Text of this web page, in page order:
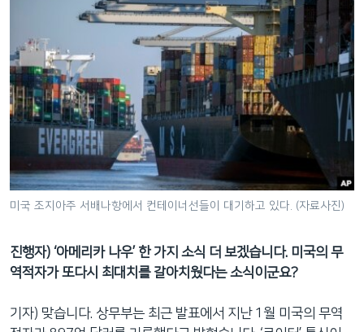
미국 조지아주 서배나항에서 컨테이너선들이 대기하고 있다. (자료사진)
진행자) ‘아메리카 나우’ 한 가지 소식 더 보겠습니다. 미국의 무
역적자가 또다시 최대치를 갈아치웠다는 소식이군요?
기자) 맞습니다. 상무부는 최근 발표에서 지난 1월 미국의 무역